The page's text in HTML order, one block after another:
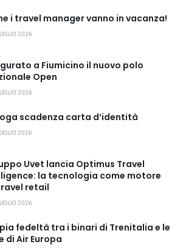
i travel manager vanno in vacanza!
2026
a Fiumicino il nuovo polo
Open
2026
scadenza carta d’identità
2026
Uvet lancia Optimus Travel
la tecnologia come motore
retail
2026
fedeltà tra i binari di Trenitalia e le
di Air Europa